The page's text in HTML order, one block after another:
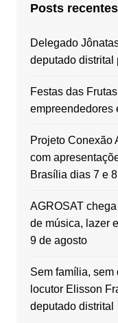
Posts recentes
Delegado
deputado distrital
Festas das
empreendedores
Projeto Conexão
com
Brasília dias 7 e
AGROSAT
de música, lazer
9 de agosto
Sem família, sem
locutor Elisson
deputado distrital